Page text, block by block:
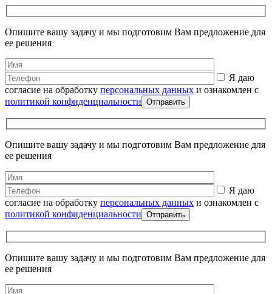
Опишите вашу задачу и мы подготовим Вам предложение для
ее решения
Я даю
согласие на обработку персональных данных и ознакомлен с
политикой конфиденциальности
Опишите вашу задачу и мы подготовим Вам предложение для
ее решения
Я даю
согласие на обработку персональных данных и ознакомлен с
политикой конфиденциальности
Опишите вашу задачу и мы подготовим Вам предложение для
ее решения